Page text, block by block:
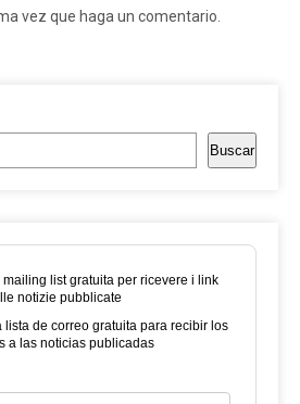
vez que haga un comentario.
Buscar
mailing list gratuita per ricevere i link
notizie pubblicate
lista de correo gratuita para recibir los
a las noticias publicadas